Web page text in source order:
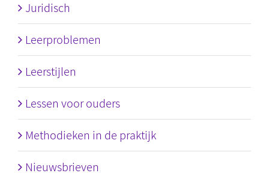
Juridisch
Leerproblemen
Leerstijlen
Lessen voor ouders
Methodieken in de praktijk
Nieuwsbrieven